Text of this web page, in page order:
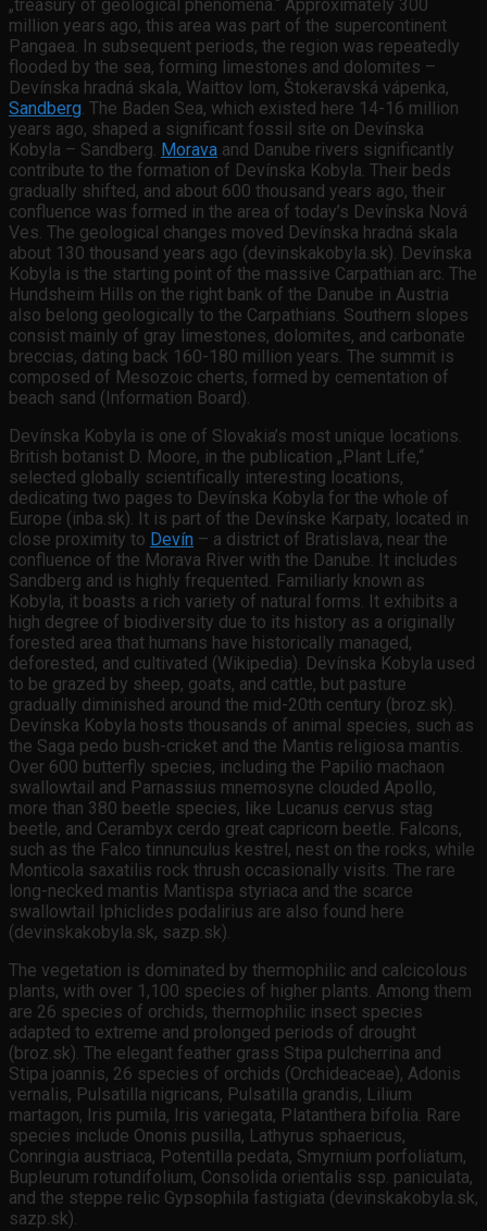
„treasury of geological phenomena.“ Approximately 300
million years ago, this area was part of the supercontinent
Pangaea. In subsequent periods, the region was repeatedly
flooded by the sea, forming limestones and dolomites –
Devínska hradná skala, Waittov lom, Štokeravská vápenka,
Sandberg. The Baden Sea, which existed here 14-16 million
years ago, shaped a significant fossil site on Devínska
Kobyla – Sandberg. Morava and Danube rivers significantly
contribute to the formation of Devínska Kobyla. Their beds
gradually shifted, and about 600 thousand years ago, their
confluence was formed in the area of today’s Devínska Nová
Ves. The geological changes moved Devínska hradná skala
about 130 thousand years ago (devinskakobyla.sk). Devínska
Kobyla is the starting point of the massive Carpathian arc. The
Hundsheim Hills on the right bank of the Danube in Austria
also belong geologically to the Carpathians. Southern slopes
consist mainly of gray limestones, dolomites, and carbonate
breccias, dating back 160-180 million years. The summit is
composed of Mesozoic cherts, formed by cementation of
beach sand (Information Board).
Devínska Kobyla is one of Slovakia’s most unique locations.
British botanist D. Moore, in the publication „Plant Life,“
selected globally scientifically interesting locations,
dedicating two pages to Devínska Kobyla for the whole of
Europe (inba.sk). It is part of the Devínske Karpaty, located in
close proximity to Devín – a district of Bratislava, near the
confluence of the Morava River with the Danube. It includes
Sandberg and is highly frequented. Familiarly known as
Kobyla, it boasts a rich variety of natural forms. It exhibits a
high degree of biodiversity due to its history as a originally
forested area that humans have historically managed,
deforested, and cultivated (Wikipedia). Devínska Kobyla used
to be grazed by sheep, goats, and cattle, but pasture
gradually diminished around the mid-20th century (broz.sk).
Devínska Kobyla hosts thousands of animal species, such as
the Saga pedo bush-cricket and the Mantis religiosa mantis.
Over 600 butterfly species, including the Papilio machaon
swallowtail and Parnassius mnemosyne clouded Apollo,
more than 380 beetle species, like Lucanus cervus stag
beetle, and Cerambyx cerdo great capricorn beetle. Falcons,
such as the Falco tinnunculus kestrel, nest on the rocks, while
Monticola saxatilis rock thrush occasionally visits. The rare
long-necked mantis Mantispa styriaca and the scarce
swallowtail Iphiclides podalirius are also found here
(devinskakobyla.sk, sazp.sk).
The vegetation is dominated by thermophilic and calcicolous
plants, with over 1,100 species of higher plants. Among them
are 26 species of orchids, thermophilic insect species
adapted to extreme and prolonged periods of drought
(broz.sk). The elegant feather grass Stipa pulcherrina and
Stipa joannis, 26 species of orchids (Orchideaceae), Adonis
vernalis, Pulsatilla nigricans, Pulsatilla grandis, Lilium
martagon, Iris pumila, Iris variegata, Platanthera bifolia. Rare
species include Ononis pusilla, Lathyrus sphaericus,
Conringia austriaca, Potentilla pedata, Smyrnium porfoliatum,
Bupleurum rotundifolium, Consolida orientalis ssp. paniculata,
and the steppe relic Gypsophila fastigiata (devinskakobyla.sk,
sazp.sk).